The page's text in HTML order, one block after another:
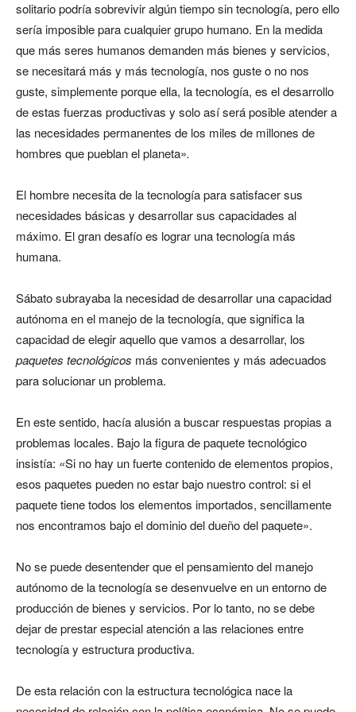
solitario podría sobrevivir algún tiempo sin tecnología, pero ello
sería imposible para cualquier grupo humano. En la medida
que más seres humanos demanden más bienes y servicios,
se necesitará más y más tecnología, nos guste o no nos
guste, simplemente porque ella, la tecnología, es el desarrollo
de estas fuerzas productivas y solo así será posible atender a
las necesidades permanentes de los miles de millones de
hombres que pueblan el planeta».
El hombre necesita de la tecnología para satisfacer sus
necesidades básicas y desarrollar sus capacidades al
máximo. El gran desafío es lograr una tecnología más
humana.
Sábato subrayaba la necesidad de desarrollar una capacidad
autónoma en el manejo de la tecnología, que significa la
capacidad de elegir aquello que vamos a desarrollar, los
paquetes tecnológicos más convenientes y más adecuados
para solucionar un problema.
En este sentido, hacía alusión a buscar respuestas propias a
problemas locales. Bajo la figura de paquete tecnológico
insistía: «Si no hay un fuerte contenido de elementos propios,
esos paquetes pueden no estar bajo nuestro control: si el
paquete tiene todos los elementos importados, sencillamente
nos encontramos bajo el dominio del dueño del paquete».
No se puede desentender que el pensamiento del manejo
autónomo de la tecnología se desenvuelve en un entorno de
producción de bienes y servicios. Por lo tanto, no se debe
dejar de prestar especial atención a las relaciones entre
tecnología y estructura productiva.
De esta relación con la estructura tecnológica nace la